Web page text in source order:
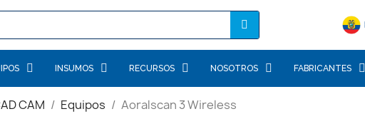
INSUMOS RECURSOS NOSOTROS FABRICANTES
CAM Equipos Aoralscan 3 Wireless